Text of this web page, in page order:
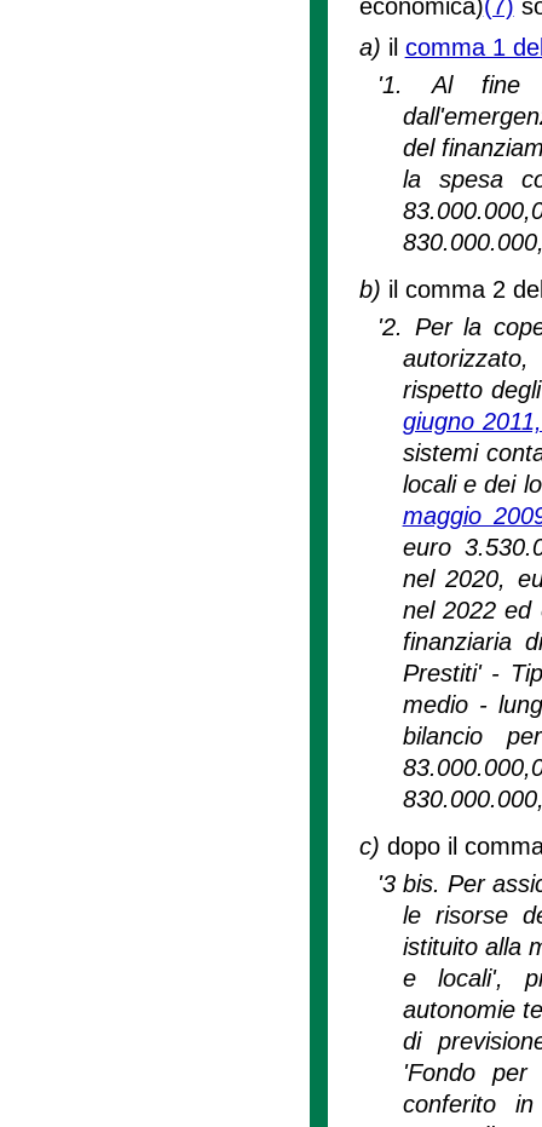
economica)(7)
a) il comma 1
'1. Al fine
del
la spesa
b) il comma 2
'2. Per la
rispetto
giugno
sistemi
locali e dei
maggio
euro
nel 2020,
nel 2022 ed
finanziaria
Prestiti' -
medio -
bilancio
c) dopo il
'3 bis. Per
le risorse
istituito alla
e locali',
autonomie
di
'Fondo
conferito